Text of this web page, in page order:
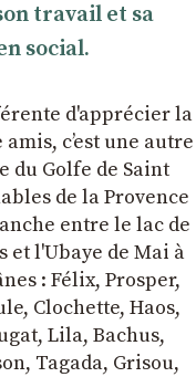
travail et sa
social.
d'apprécier la
cʼest une autre
du Golfe de Saint
de la Provence
entre le lac de
et l'Ubaye de Mai à
: Félix, Prosper,
Clochette, Haos,
Lila, Bachus,
Tagada, Grisou,